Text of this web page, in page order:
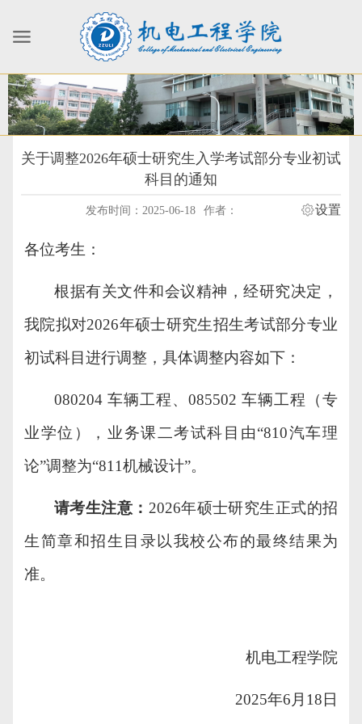
关于调整2026年硕士研究生入学考试部分专业初试
科目的通知
发布时间：2025-06-18 作者： 设置
各位考生：
根据有关文件和会议精神，经研究决定，
我院拟对2026年硕士研究生招生考试部分专业
初试科目进行调整，具体调整内容如下：
080204 车辆工程、085502 车辆工程（专
业学位），业务课二考试科目由“810汽车理
论”调整为“811机械设计”。
请考生注意： 2026年硕士研究生正式的招
生简章和招生目录以我校公布的最终结果为
准。
机电工程学院
2025年6月18日